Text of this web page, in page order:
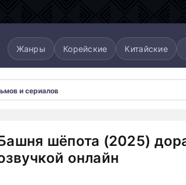
Жанры Корейские Китайские
шёпота (2025)
онлайн